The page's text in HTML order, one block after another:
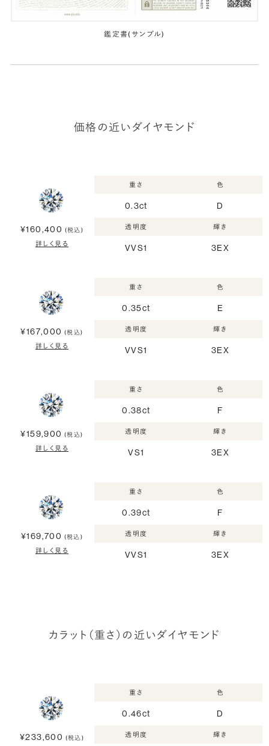
鑑定書(サンプル)
価格の近いダイヤモンド
¥160,400 (税込)
詳しく見る
重さ
0.3ct
色
D
透明度
VVS1
輝き
3EX
¥167,000 (税込)
詳しく見る
重さ
0.35ct
色
E
透明度
VVS1
輝き
3EX
¥159,900 (税込)
詳しく見る
重さ
0.38ct
色
F
透明度
VS1
輝き
3EX
¥169,700 (税込)
詳しく見る
重さ
0.39ct
色
F
透明度
VVS1
輝き
3EX
カラット（重さ）の近いダイヤモンド
¥233,600 (税込)
重さ
0.46ct
色
D
透明度 輝き